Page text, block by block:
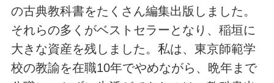
の古典教科書をたくさん編集出版しました。
それらの多くがベストセラーとなり、稲垣に
大きな資産を残しました。私は、東京師範学
校の教諭を在職10年でやめながら、晩年まで